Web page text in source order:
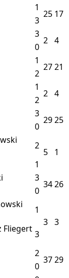
1
25 17
3
3
2 4
0
1
2721
2
1
2 4
2
3
2925
0
2
5
1
1
3
3426
0
1
3 3
Fliegert 3
2
3729
0